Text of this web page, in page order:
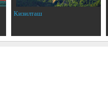
Кизилташ